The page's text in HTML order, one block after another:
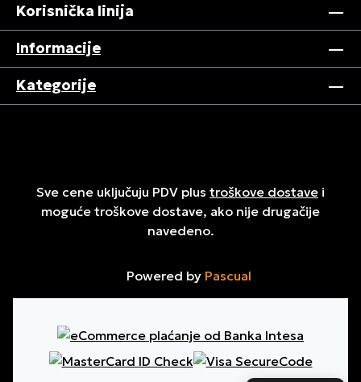
Korisnička linija
Informacije
Kategorije
Sve cene uključuju PDV plus troškove dostave i
moguće troškove dostave, ako nije drugačije
navedeno.
Powered by Pascual